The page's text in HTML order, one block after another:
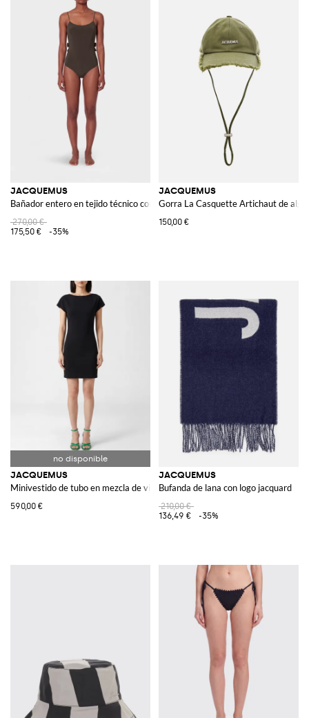
JACQUEMUS
Bañador entero en tejido técnico con volantes
270,00 €
175,50 €
-35%
JACQUEMUS
Gorra La Casquette Artichaut de
150,00 €
JACQUEMUS
Minivestido de tubo en mezcla de viscosa con detalles cut-out
590,00 €
JACQUEMUS
Bufanda de lana con logo jacquard
210,00 €
136,49 €
-35%